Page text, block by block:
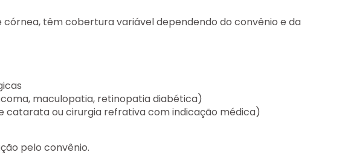
têm cobertura variável dependendo do convênio e da
maculopatia, retinopatia diabética)
ou cirurgia refrativa com indicação médica)
pelo convênio.